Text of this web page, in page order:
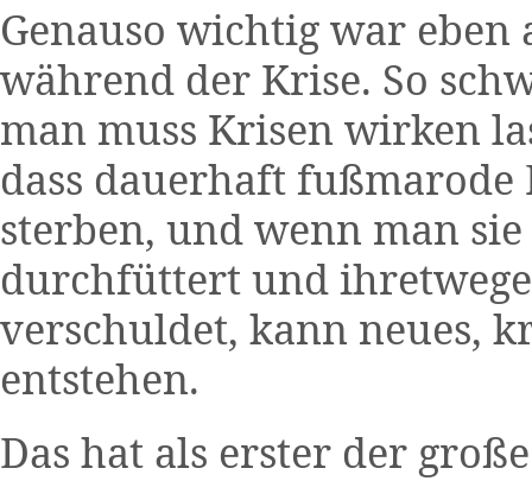
Genauso wichtig war
während der Krise. So
man muss Krisen wirken
dass dauerhaft
sterben, und wenn man
durchfüttert und
verschuldet, kann neues,
entstehen.
Das hat als erster der